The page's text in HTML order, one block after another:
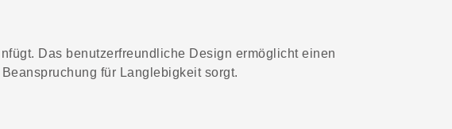
Das benutzerfreundliche Design ermöglicht einen
für Langlebigkeit sorgt.